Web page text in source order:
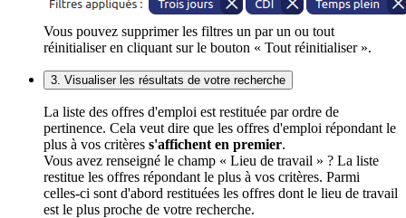
Vous pouvez supprimer les filtres un par un ou tout
réinitialiser en cliquant sur le bouton « Tout réinitialiser ».
3. Visualiser les résultats de votre recherche
La liste des offres d'emploi est restituée par ordre de
pertinence. Cela veut dire que les offres d'emploi répondant le
plus à vos critères s'affichent en premier.
Vous avez renseigné le champ « Lieu de travail » ? La liste
restitue les offres répondant le plus à vos critères. Parmi
celles-ci sont d'abord restituées les offres dont le lieu de travail
est le plus proche de votre recherche.